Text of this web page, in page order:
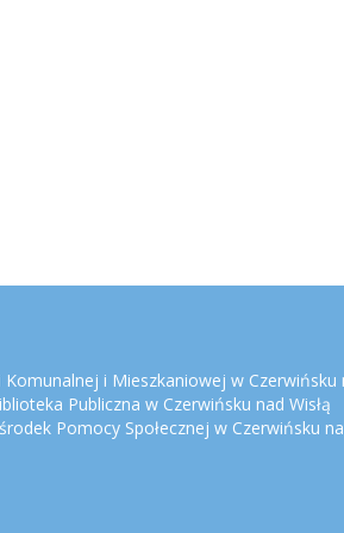
Komunalnej i Mieszkaniowej w Czerwińsku
Publiczna w Czerwińsku nad Wisłą
Pomocy Społecznej w Czerwińsku